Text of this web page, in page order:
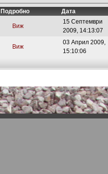
Подробно Дата
Виж
15 Септември
2009, 14:13:07
Виж
03 Април 2009,
15:10:06